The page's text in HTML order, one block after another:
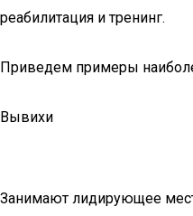
реабилитация и тренинг.
Приведем примеры
Вывихи
Занимают лидирующее